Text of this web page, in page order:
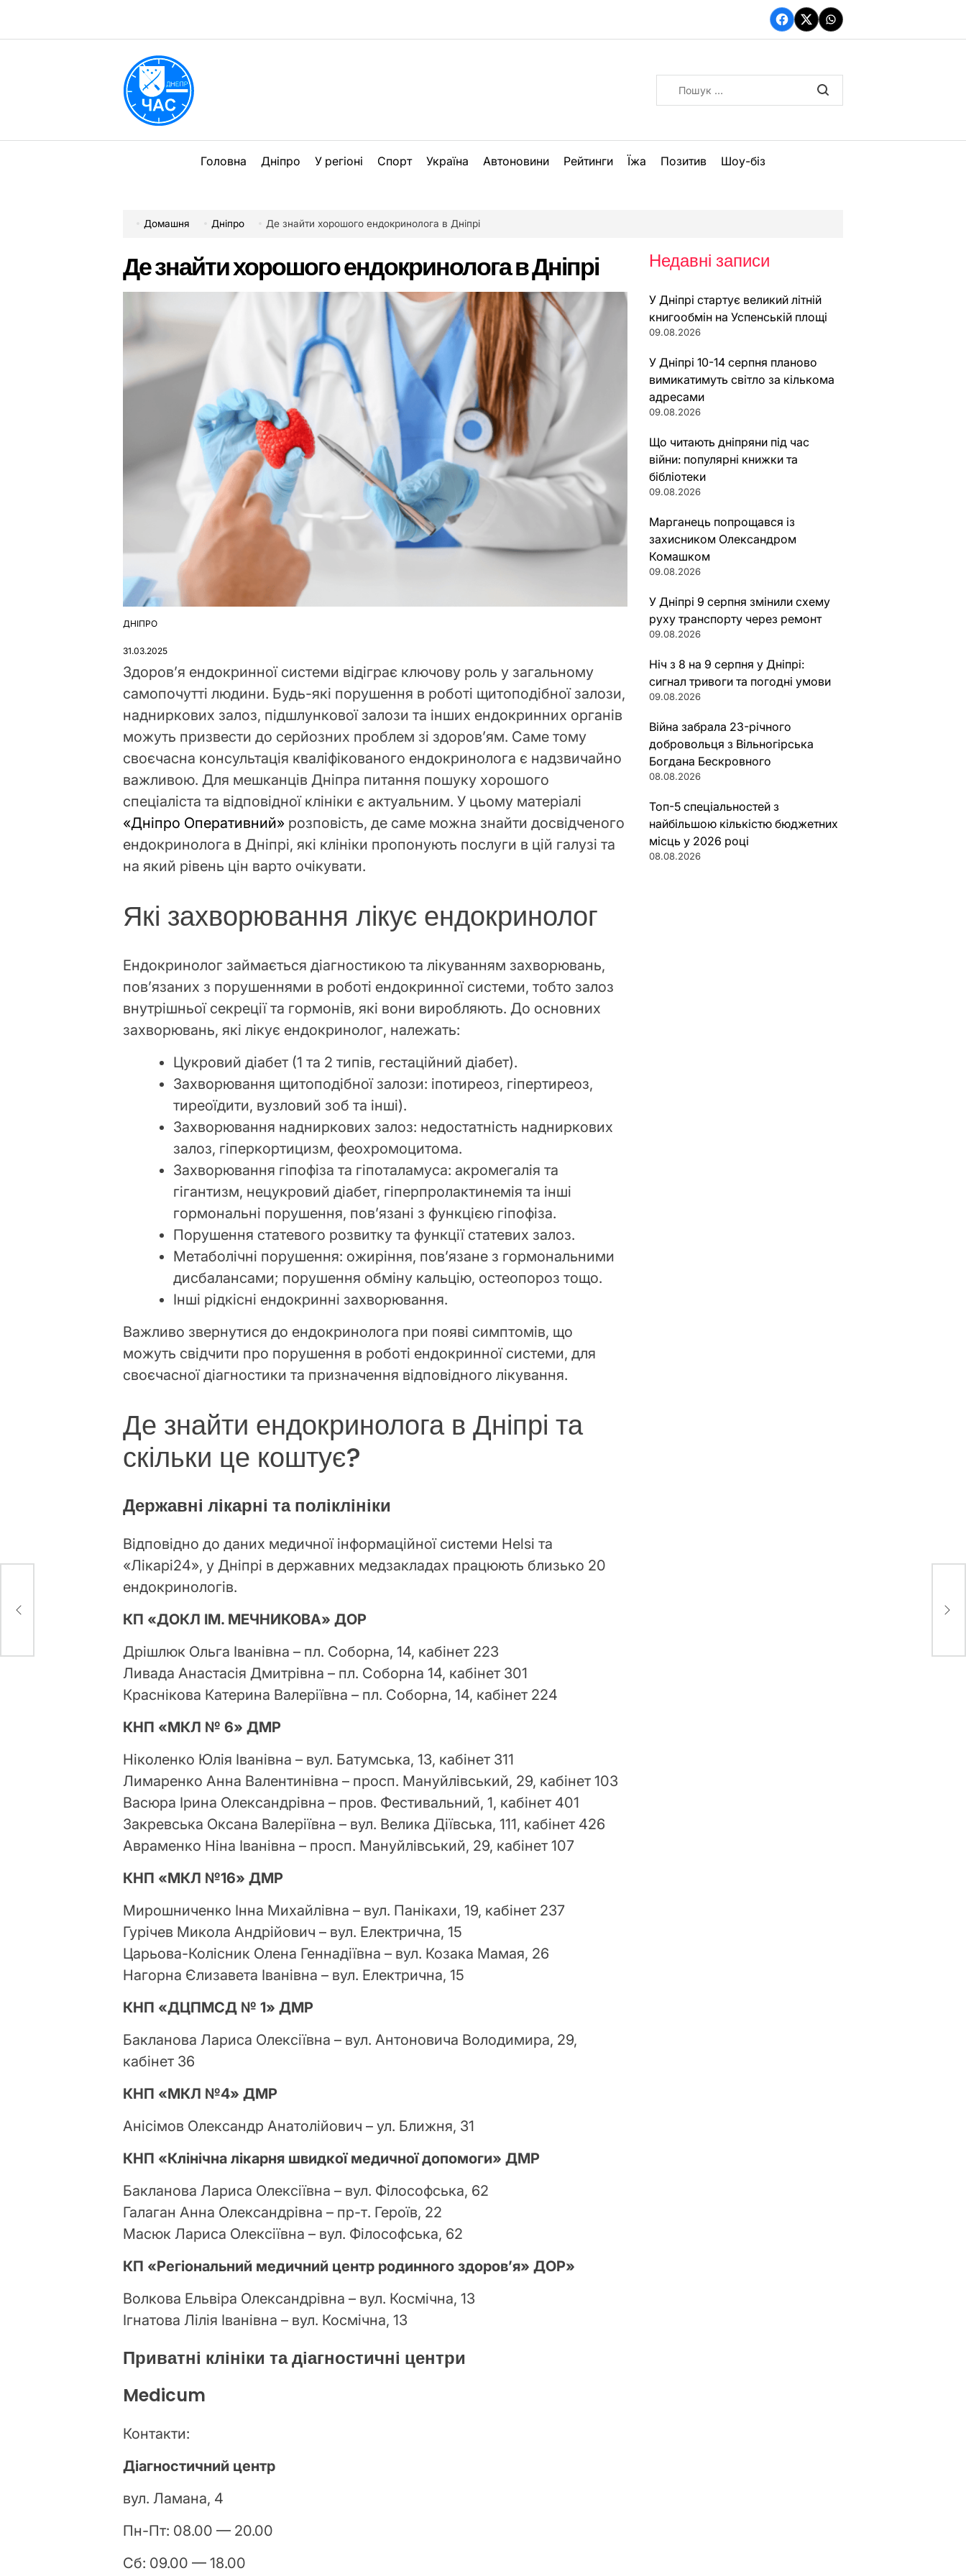
вмісту
Facebook
TwitterWhatsApp
Головна Дніпро У регіоні Спорт Україна Автоновини Рейтинги Їжа Позитив Шоу-біз
Домашня Дніпро Де знайти хорошого ендокринолога в Дніпрі
Де знайти хорошого ендокринолога в Дніпрі
ОПУБЛІКУВАТИ
ДНІПРО
31.03.2025
Здоров’я ендокринної системи відіграє ключову роль у загальному
самопочутті людини. Будь-які порушення в роботі щитоподібної залози,
надниркових залоз, підшлункової залози та інших ендокринних органів
можуть призвести до серйозних проблем зі здоров’ям. Саме тому
своєчасна консультація кваліфікованого ендокринолога є надзвичайно
важливою. Для мешканців Дніпра питання пошуку хорошого
спеціаліста та відповідної клініки є актуальним. У цьому матеріалі
«Дніпро Оперативний» розповість, де саме можна знайти досвідченого
ендокринолога в Дніпрі, які клініки пропонують послуги в цій галузі та
на який рівень цін варто очікувати.
Які захворювання лікує ендокринолог
Ендокринолог займається діагностикою та лікуванням захворювань,
пов’язаних з порушеннями в роботі ендокринної системи, тобто залоз
внутрішньої секреції та гормонів, які вони виробляють. До основних
захворювань, які лікує ендокринолог, належать:
Цукровий діабет (1 та 2 типів, гестаційний діабет).
Захворювання щитоподібної залози: іпотиреоз, гіпертиреоз,
тиреоїдити, вузловий зоб та інші).
Захворювання надниркових залоз: недостатність надниркових
залоз, гіперкортицизм, феохромоцитома.
Захворювання гіпофіза та гіпоталамуса: акромегалія та
гігантизм, нецукровий діабет, гіперпролактинемія та інші
гормональні порушення, пов’язані з функцією гіпофіза.
Порушення статевого розвитку та функції статевих залоз.
Метаболічні порушення: ожиріння, пов’язане з гормональними
дисбалансами; порушення обміну кальцію, остеопороз тощо.
Інші рідкісні ендокринні захворювання.
Важливо звернутися до ендокринолога при появі симптомів, що
можуть свідчити про порушення в роботі ендокринної системи, для
своєчасної діагностики та призначення відповідного лікування.
Де знайти ендокринолога в Дніпрі та
скільки це коштує?
Державні лікарні та поліклініки
Відповідно до даних медичної інформаційної системи Helsi та
«Лікарі24», у Дніпрі в державних медзакладах працюють близько 20
ендокринологів.
КП «ДОКЛ ІМ. МЕЧНИКОВА» ДОР
Дрішлюк Ольга Іванівна – пл. Соборна, 14, кабінет 223
Ливада Анастасія Дмитрівна – пл. Соборна 14, кабінет 301
Краснікова Катерина Валеріївна – пл. Соборна, 14, кабінет 224
КНП «МКЛ № 6» ДМР
Ніколенко Юлія Іванівна – вул. Батумська, 13, кабінет 311
Лимаренко Анна Валентинівна – просп. Мануйлівський, 29, кабінет 103
Васюра Ірина Олександрівна – пров. Фестивальний, 1, кабінет 401
Закревська Оксана Валеріївна – вул. Велика Діївська, 111, кабінет 426
Авраменко Ніна Іванівна – просп. Мануйлівський, 29, кабінет 107
КНП «МКЛ №16» ДМР
Мирошниченко Інна Михайлівна – вул. Панікахи, 19, кабінет 237
Гурічев Микола Андрійович – вул. Електрична, 15
Царьова-Колісник Олена Геннадіївна – вул. Козака Мамая, 26
Нагорна Єлизавета Іванівна – вул. Електрична, 15
КНП «ДЦПМСД № 1» ДМР
Бакланова Лариса Олексіївна – вул. Антоновича Володимира, 29,
кабінет 36
КНП «МКЛ №4» ДМР
Анісімов Олександр Анатолійович – ул. Ближня, 31
КНП «Клінічна лікарня швидкої медичної допомоги» ДМР
Бакланова Лариса Олексіївна – вул. Філософська, 62
Галаган Анна Олександрівна – пр-т. Героїв, 22
Масюк Лариса Олексіївна – вул. Філософська, 62
КП «Регіональний медичний центр родинного здоров’я» ДОР»
Волкова Ельвіра Олександрівна – вул. Космічна, 13
Ігнатова Лілія Іванівна – вул. Космічна, 13
Приватні клініки та діагностичні центри
Medicum
Контакти:
Діагностичний центр
вул. Ламана, 4
Пн-Пт: 08.00 — 20.00
Сб: 09.00 — 18.00
Недавні записи
У Дніпрі стартує великий літній
книгообмін на Успенській площі
09.08.2026
У Дніпрі 10-14 серпня планово
вимикатимуть світло за кількома
адресами
09.08.2026
Що читають дніпряни під час
війни: популярні книжки та
бібліотеки
09.08.2026
Марганець попрощався із
захисником Олександром
Комашком
09.08.2026
У Дніпрі 9 серпня змінили схему
руху транспорту через ремонт
09.08.2026
Ніч з 8 на 9 серпня у Дніпрі:
сигнал тривоги та погодні умови
09.08.2026
Війна забрала 23-річного
добровольця з Вільногірська
Богдана Бескровного
08.08.2026
Топ-5 спеціальностей з
найбільшою кількістю бюджетних
місць у 2026 році
08.08.2026